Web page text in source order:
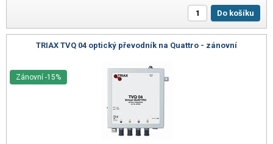
Do košíku
TRIAX TVQ 04 optický převodník na Quattro - zánovní
Zánovní -15%